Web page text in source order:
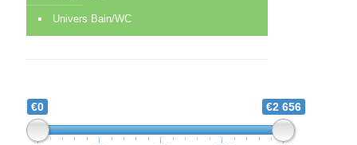
Univers Bain/WC
€0 €2 656